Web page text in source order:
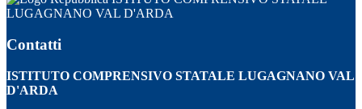
LUGAGNANO VAL D'ARDA
Contatti
ISTITUTO COMPRENSIVO STATALE LUGAGNANO VAL
D'ARDA